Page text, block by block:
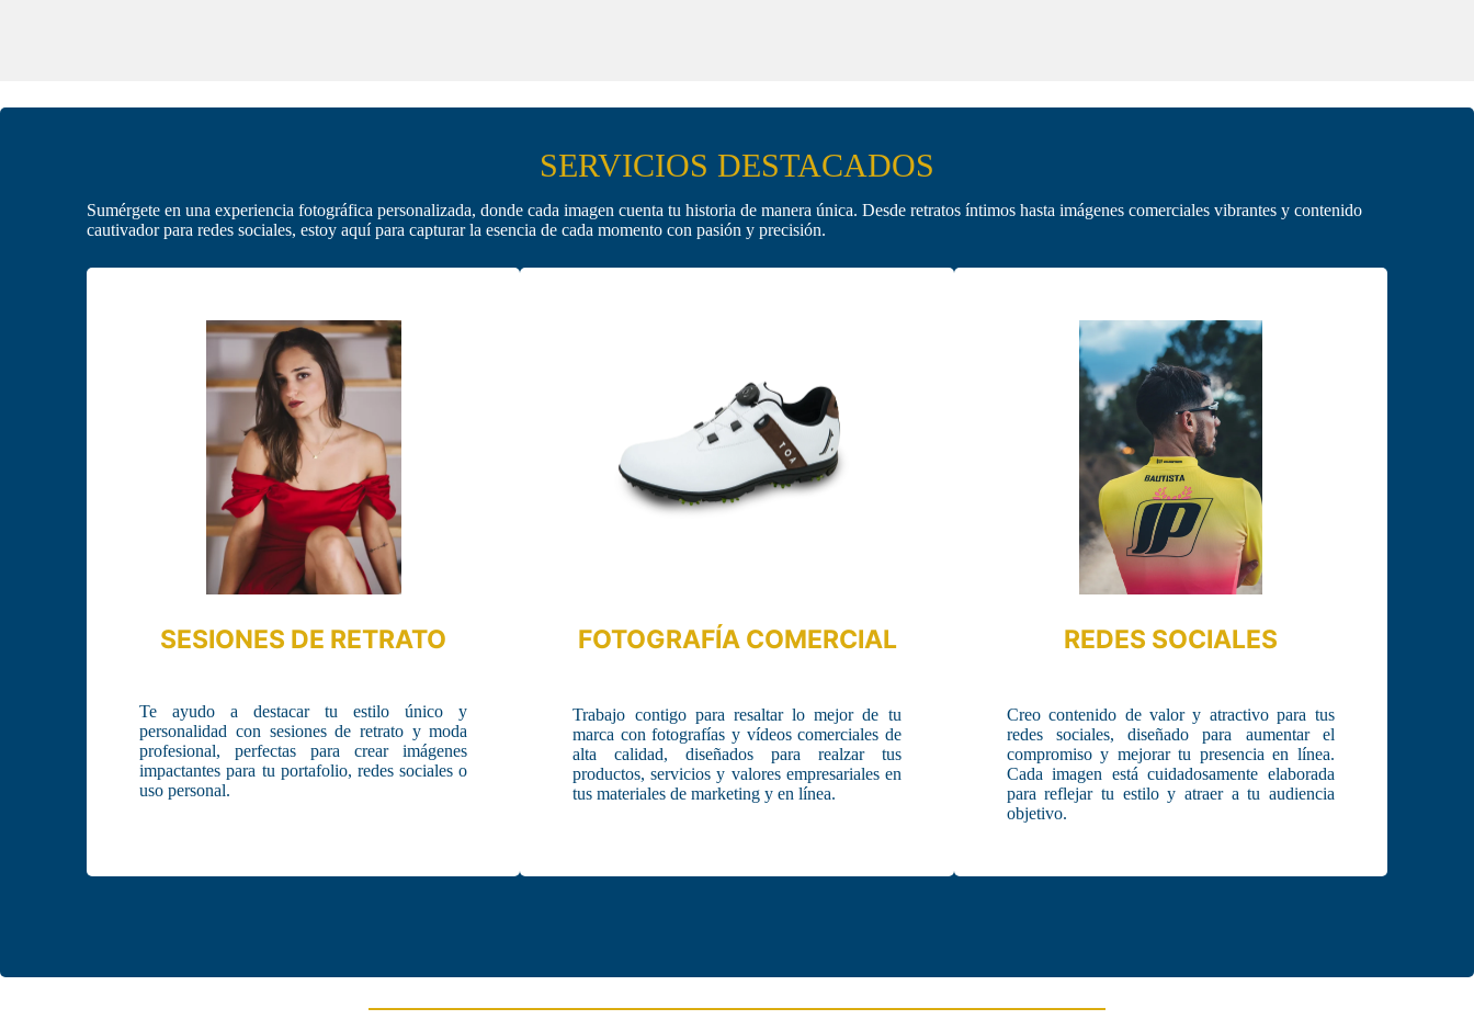
SERVICIOS DESTACADOS
Sumérgete en una experiencia fotográfica personalizada, donde cada imagen cuenta tu historia de manera única. Desde retratos íntimos hasta imágenes comerciales vibrantes y contenido
cautivador para redes sociales, estoy aquí para capturar la esencia de cada momento con pasión y precisión.
SESIONES DE RETRATO
Te ayudo a destacar tu estilo único y
personalidad con sesiones de retrato y moda
profesional, perfectas para crear imágenes
impactantes para tu portafolio, redes sociales o
uso personal.
FOTOGRAFÍA COMERCIAL
Trabajo contigo para resaltar lo mejor de tu
marca con fotografías y vídeos comerciales de
alta calidad, diseñados para realzar tus
productos, servicios y valores empresariales en
tus materiales de marketing y en línea.
REDES SOCIALES
Creo contenido de valor y atractivo para tus
redes sociales, diseñado para aumentar el
compromiso y mejorar tu presencia en línea.
Cada imagen está cuidadosamente elaborada
para reflejar tu estilo y atraer a tu audiencia
objetivo.